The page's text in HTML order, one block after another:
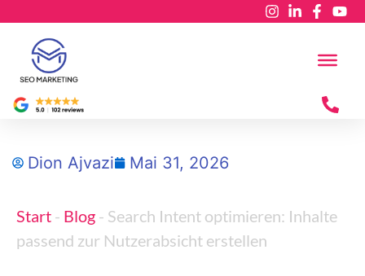
Dion Ajvazi Mai 31, 2026
Start - Blog - Search Intent optimieren: Inhalte
passend zur Nutzerabsicht erstellen